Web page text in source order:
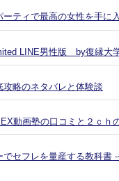
ーティで最高の女性を手に
LINE男性版 by復縁大
攻略のネタバレと体験談
動画塾の口コミと２ｃｈ
でセフレを量産する教科書